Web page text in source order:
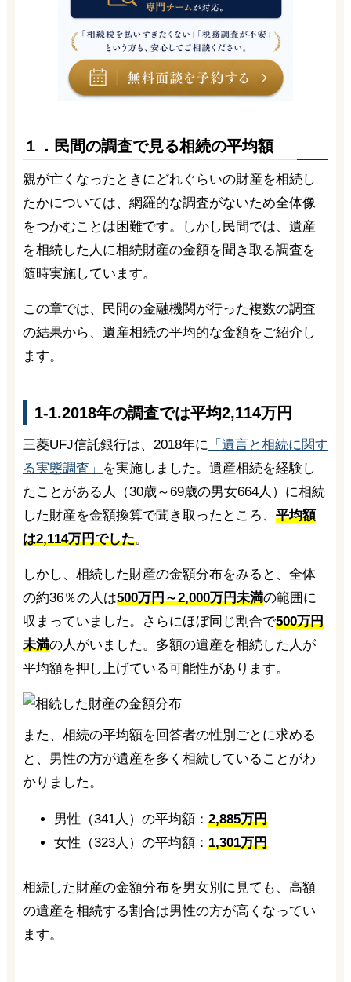
１．民間の調査で見る相続の平均額
親が亡くなったときにどれぐらいの財産を相続し
たかについては、網羅的な調査がないため全体像
をつかむことは困難です。しかし民間では、遺産
を相続した人に相続財産の金額を聞き取る調査を
随時実施しています。
この章では、民間の金融機関が行った複数の調査
の結果から、遺産相続の平均的な金額をご紹介し
ます。
1-1.2018年の調査では平均2,114万円
三菱UFJ信託銀行は、2018年に
「遺言と相続に関す
る実態調査」
を実施しました。遺産相続を経験し
たことがある人（30歳～69歳の男女664人）に相続
した財産を金額換算で聞き取ったところ、 平均額
は2,114万円でした。
しかし、相続した財産の金額分布をみると、全体
の約36％の人は500万円～2,000万円未満の範囲に
収まっていました。さらにほぼ同じ割合で500万円
未満の人がいました。多額の遺産を相続した人が
平均額を押し上げている可能性があります。
また、相続の平均額を回答者の性別ごとに求める
と、男性の方が遺産を多く相続していることがわ
かりました。
男性（341人）の平均額： 2,885万円
女性（323人）の平均額： 1,301万円
相続した財産の金額分布を男女別に見ても、高額
の遺産を相続する割合は男性の方が高くなってい
ます。